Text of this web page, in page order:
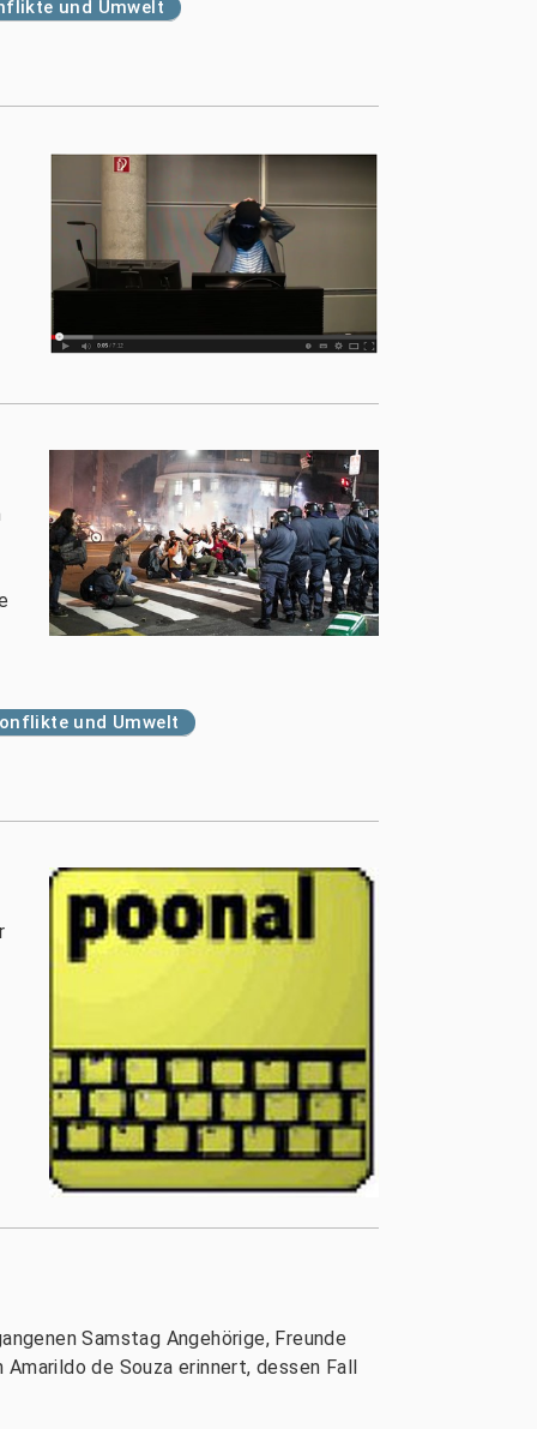
und Umwelt
und Umwelt
Samstag Angehörige, Freunde
de Souza erinnert, dessen Fall